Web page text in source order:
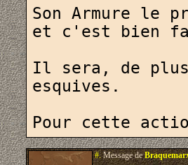
Son Armure le
et c'est bien
Il sera, de
esquives.
Pour cette
#.Message de